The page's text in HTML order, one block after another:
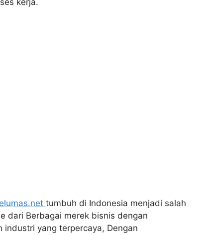
kerja.
tumbuh di Indonesia menjadi salah
dari Berbagai merek bisnis dengan
yang terpercaya, Dengan